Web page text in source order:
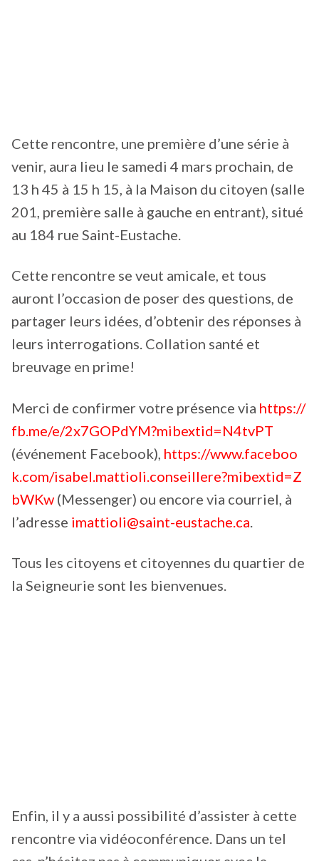
Cette rencontre, une première d’une série à
venir, aura lieu le samedi 4 mars prochain, de
13 h 45 à 15 h 15, à la Maison du citoyen (salle
201, première salle à gauche en entrant), situé
au 184 rue Saint-Eustache.
Cette rencontre se veut amicale, et tous
auront l’occasion de poser des questions, de
partager leurs idées, d’obtenir des réponses à
leurs interrogations. Collation santé et
breuvage en prime!
Merci de confirmer votre présence via https://
fb.me/e/2x7GOPdYM?mibextid=N4tvPT
(événement Facebook), https://www.faceboo
k.com/isabel.mattioli.conseillere?mibextid=Z
bWKw (Messenger) ou encore via courriel, à
l’adresse imattioli@saint-eustache.ca
Tous les citoyens et citoyennes du quartier de
la Seigneurie sont les bienvenues.
Enfin, il y a aussi possibilité d’assister à cette
rencontre via vidéoconférence. Dans un tel